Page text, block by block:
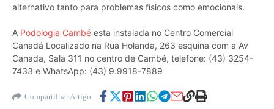
alternativo tanto para problemas físicos como emocionais.
A Podologia Cambé esta instalada no Centro Comercial
Canadá Localizado na Rua Holanda, 263 esquina com a Av
Canada, Sala 311 no centro de Cambé, telefone: (43) 3254-
7433 e WhatsApp: (43) 9.9918-7889
Compartilhar Artigo